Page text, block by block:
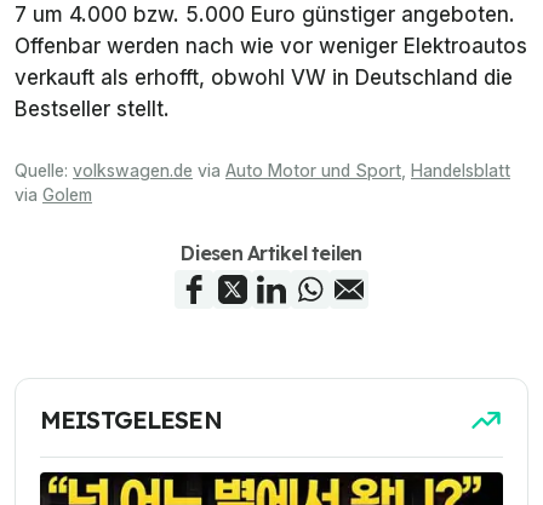
7 um 4.000 bzw. 5.000 Euro günstiger angeboten.
Offenbar werden nach wie vor weniger Elektroautos
verkauft als erhofft, obwohl VW in Deutschland die
Bestseller stellt.
Quelle: volkswagen.de via Auto Motor und Sport Handelsblatt
via Golem
Diesen Artikel teilen
MEISTGELESEN